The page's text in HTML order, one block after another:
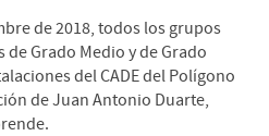
de 2018, todos los grupos
de Grado Medio y de Grado
del CADE del Polígono
de Juan Antonio Duarte,